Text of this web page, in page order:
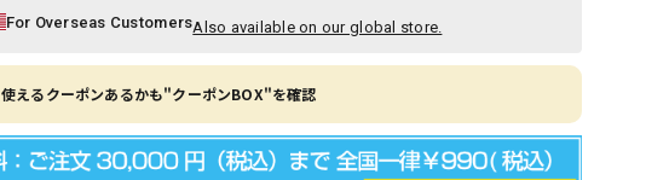
For Overseas CustomersAlso available on our global store.
使えるクーポンあるかも"クーポンBOX"を確認